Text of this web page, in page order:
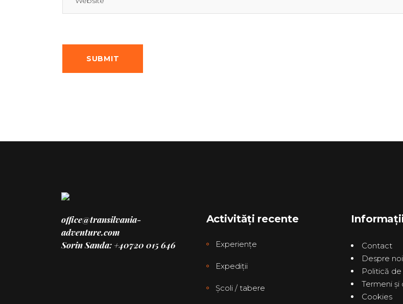
office@transilvania-
adventure.com
Sorin Sanda: +40720 015 646
Activități recente
Experienţe
Expediţii
Școli / tabere
Contact
Despre noi
Politică
Termeni și
Cookies